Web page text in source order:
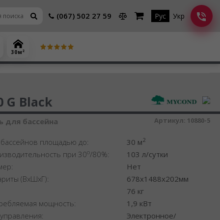
(067) 502 27 59 Рус Укр
30 м 2
воздуха
G Black
для бассейна Артикул: 10880-5
площадью до: 30 м2
при 30o/80%:
103 л/сутки
Нет
(ВхШхГ):
678x1488x202мм
76 кг
мощность:
1,9 кВт
Электронное/